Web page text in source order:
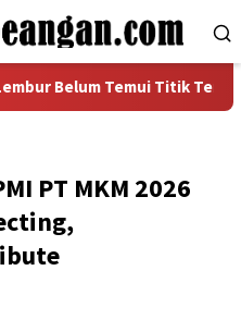
Temui Titik Temu
PT MKM 2026